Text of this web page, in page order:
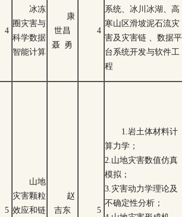
4
冰冻
圈灾害与
科学数据
智能计算
康
世昌
聂 勇
4
系统、冰川冰湖、高
寒山区滑坡泥石流灾
害及灾害链 、数据平
台系统开发与软件工
程
5
山地
灾害颗粒
效应和链
赵
吉东
5
1.岩土体材料计
算力学；
2.山地灾害数值仿真
模拟；
3.灾害动力学理论及
不确定性分析；